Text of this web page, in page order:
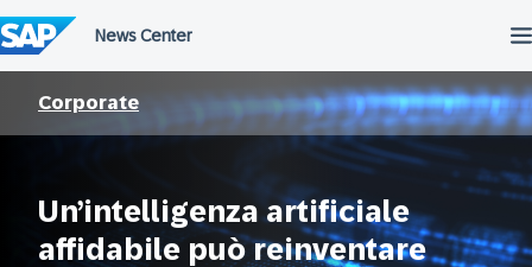
al
contenuto
Corporate
Un’intelligenza artificiale
affidabile può reinventare